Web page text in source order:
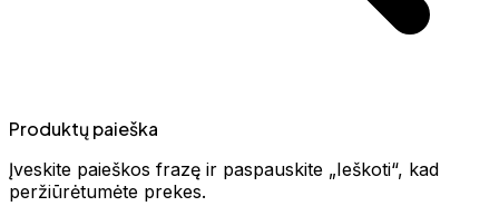
Produktų paieška
Įveskite paieškos frazę ir paspauskite „Ieškoti“, kad
peržiūrėtumėte prekes.